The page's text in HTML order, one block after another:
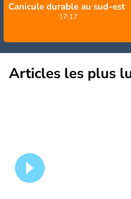
Canicule durable au sud-est
17:17
Articles les plus